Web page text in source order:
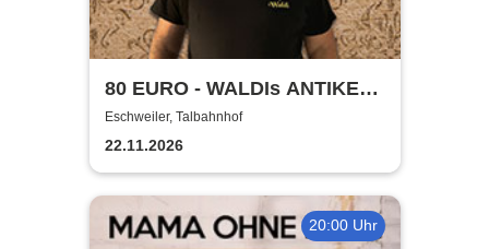
80 EURO - WALDIs ANTIKE
BINGOSHOW
Eschweiler, Talbahnhof
22.11.2026
20:00 Uhr